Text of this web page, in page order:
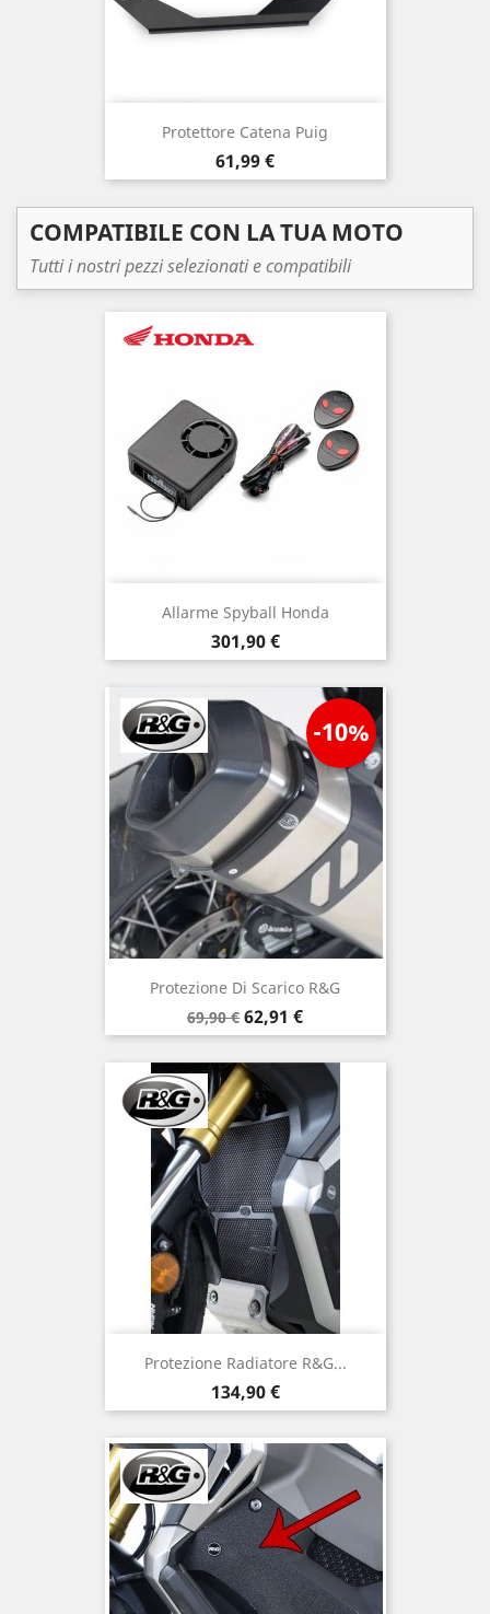
Protettore Catena Puig
Prezzo
61,99 €
COMPATIBILE CON LA TUA MOTO
Tutti i nostri pezzi selezionati e compatibili
Allarme Spyball Honda
Prezzo
301,90 €
Protezione Di Scarico R&G
Prezzo
base
69,90 €
-10%
Prezzo
62,91 €
Protezione Radiatore R&G...
Prezzo
134,90 €